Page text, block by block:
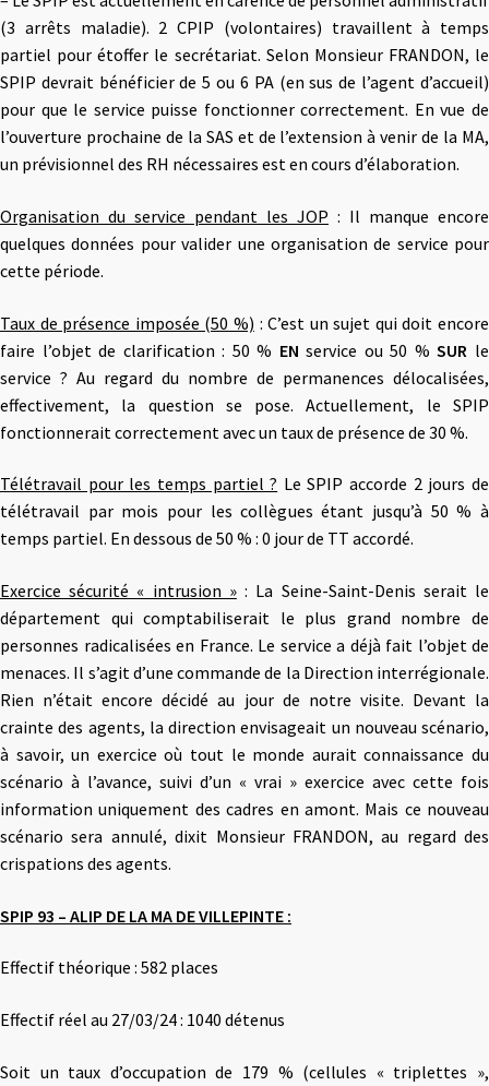
(3 arrêts maladie). 2 CPIP (volontaires) travaillent à temps
partiel pour étoffer le secrétariat. Selon Monsieur FRANDON, le
SPIP devrait bénéficier de 5 ou 6 PA (en sus de l’agent d’accueil)
pour que le service puisse fonctionner correctement. En vue de
l’ouverture prochaine de la SAS et de l’extension à venir de la MA,
un prévisionnel des RH nécessaires est en cours d’élaboration.
Organisation du service pendant les JOP : Il manque encore
quelques données pour valider une organisation de service pour
cette période.
Taux de présence imposée (50 %) : C’est un sujet qui doit encore
faire l’objet de clarification : 50 % EN service ou 50 %SUR le
service ? Au regard du nombre de permanences délocalisées,
effectivement, la question se pose. Actuellement, le SPIP
fonctionnerait correctement avec un taux de présence de 30 %.
Télétravail pour les temps partiel ? Le SPIP accorde 2 jours de
télétravail par mois pour les collègues étant jusqu’à 50 % à
temps partiel. En dessous de 50 % : 0 jour de TT accordé.
Exercice sécurité « intrusion »: La Seine-Saint-Denis serait le
département qui comptabiliserait le plus grand nombre de
personnes radicalisées en France. Le service a déjà fait l’objet de
menaces. Il s’agit d’une commande de la Direction interrégionale.
Rien n’était encore décidé au jour de notre visite. Devant la
crainte des agents, la direction envisageait un nouveau scénario,
à savoir, un exercice où tout le monde aurait connaissance du
scénario à l’avance, suivi d’un « vrai » exercice avec cette fois
information uniquement des cadres en amont. Mais ce nouveau
scénario sera annulé, dixit Monsieur FRANDON, au regard des
crispations des agents.
SPIP 93 – ALIP DE LA MA DE VILLEPINTE :
Effectif théorique : 582 places
Effectif réel au 27/03/24 : 1040 détenus
Soit un taux d’occupation de 179 % (cellules « triplettes »,